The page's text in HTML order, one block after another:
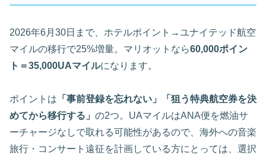
2026年6月30日まで、ホテルポイント→ユナイテッド航空
マイルの移行で25%増量。マリオットなら60,000ポイン
ト＝35,000UAマイルになります。
ポイントは 「事前登録を忘れない」「狙う特典航空券を決
めてから移行する」 の2つ。UAマイルはANA便を燃油サ
ーチャージなしで取れる可能性があるので、海外への音楽
旅行・コンサート遠征を計画している方にとっては、選択